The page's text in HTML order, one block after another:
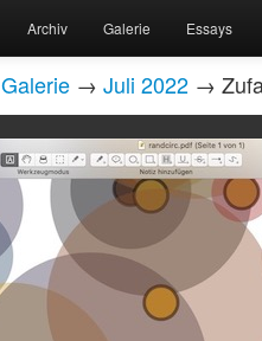
Archiv Galerie Essays
Galerie → Juli 2022 →